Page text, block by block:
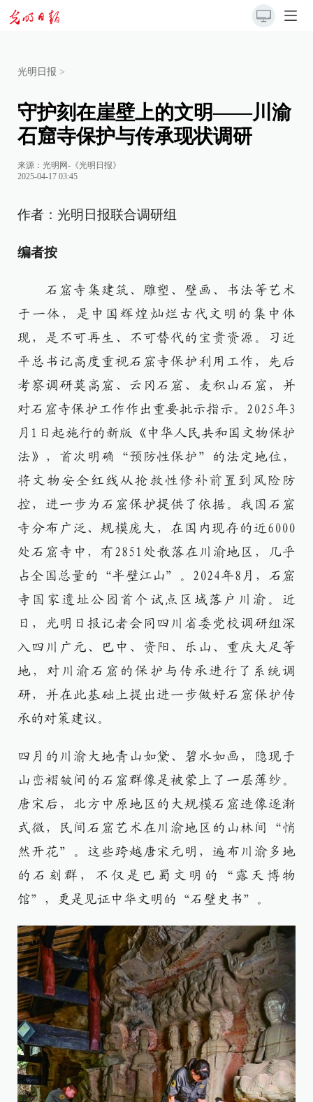
光明日报 >
守护刻在崖壁上的文明——川渝
石窟寺保护与传承现状调研
来源： 光明网-《光明日报》
2025-04-17 03:45
作者：光明日报联合调研组
编者按
石窟寺集建筑、雕塑、壁画、书法等艺术
于一体，是中国辉煌灿烂古代文明的集中体
现，是不可再生、不可替代的宝贵资源。习近
平总书记高度重视石窟寺保护利用工作，先后
考察调研莫高窟、云冈石窟、麦积山石窟，并
对石窟寺保护工作作出重要批示指示。2025年3
月1日起施行的新版《中华人民共和国文物保护
法》，首次明确“预防性保护”的法定地位，
将文物安全红线从抢救性修补前置到风险防
控，进一步为石窟保护提供了依据。我国石窟
寺分布广泛、规模庞大，在国内现存的近6000
处石窟寺中，有2851处散落在川渝地区，几乎
占全国总量的“半壁江山”。2024年8月，石窟
寺国家遗址公园首个试点区域落户川渝。近
日，光明日报记者会同四川省委党校调研组深
入四川广元、巴中、资阳、乐山、重庆大足等
地，对川渝石窟的保护与传承进行了系统调
研，并在此基础上提出进一步做好石窟保护传
承的对策建议。
四月的川渝大地青山如黛、碧水如画，隐现于
山峦褶皱间的石窟群像是被蒙上了一层薄纱。
唐宋后，北方中原地区的大规模石窟造像逐渐
式微，民间石窟艺术在川渝地区的山林间“悄
然开花”。这些跨越唐宋元明，遍布川渝多地
的石刻群，不仅是巴蜀文明的“露天博物
馆”，更是见证中华文明的“石壁史书”。